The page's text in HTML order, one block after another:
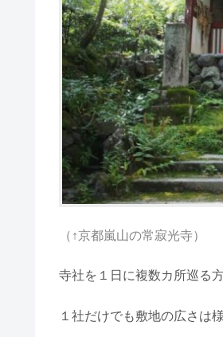
（↑京都嵐山の常寂光寺）
寺社を１日に複数カ所巡る
１社だけでも敷地の広さは